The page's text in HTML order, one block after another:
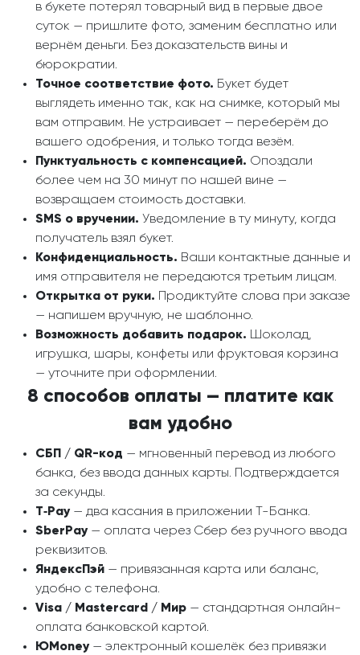
в букете потерял товарный вид в первые двое
суток — пришлите фото, заменим бесплатно или
вернём деньги. Без доказательств вины и
бюрократии.
Точное соответствие фото. Букет будет
выглядеть именно так, как на снимке, который мы
вам отправим. Не устраивает — переберём до
вашего одобрения, и только тогда везём.
Пунктуальность с компенсацией. Опоздали
более чем на 30 минут по нашей вине —
возвращаем стоимость доставки.
SMS о вручении. Уведомление в ту минуту, когда
получатель взял букет.
Конфиденциальность. Ваши контактные данные и
имя отправителя не передаются третьим лицам.
Открытка от руки. Продиктуйте слова при заказе
— напишем вручную, не шаблонно.
Возможность добавить подарок. Шоколад,
игрушка, шары, конфеты или фруктовая корзина
— уточните при оформлении.
8 способов оплаты — платите как
вам удобно
СБП / QR-код — мгновенный перевод из любого
банка, без ввода данных карты. Подтверждается
за секунды.
T‑Pay— два касания в приложении Т-Банка.
SberPay— оплата через Сбер без ручного ввода
реквизитов.
ЯндексПэй — привязанная карта или баланс,
удобно с телефона.
Visa / Mastercard / Мир — стандартная онлайн-
оплата банковской картой.
ЮMoney— электронный кошелёк без привязки